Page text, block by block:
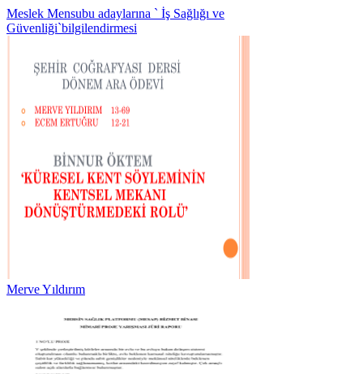
Meslek Mensubu adaylarına ` İş Sağlığı ve
Güvenliği`bilgilendirmesi
Merve Yıldırım